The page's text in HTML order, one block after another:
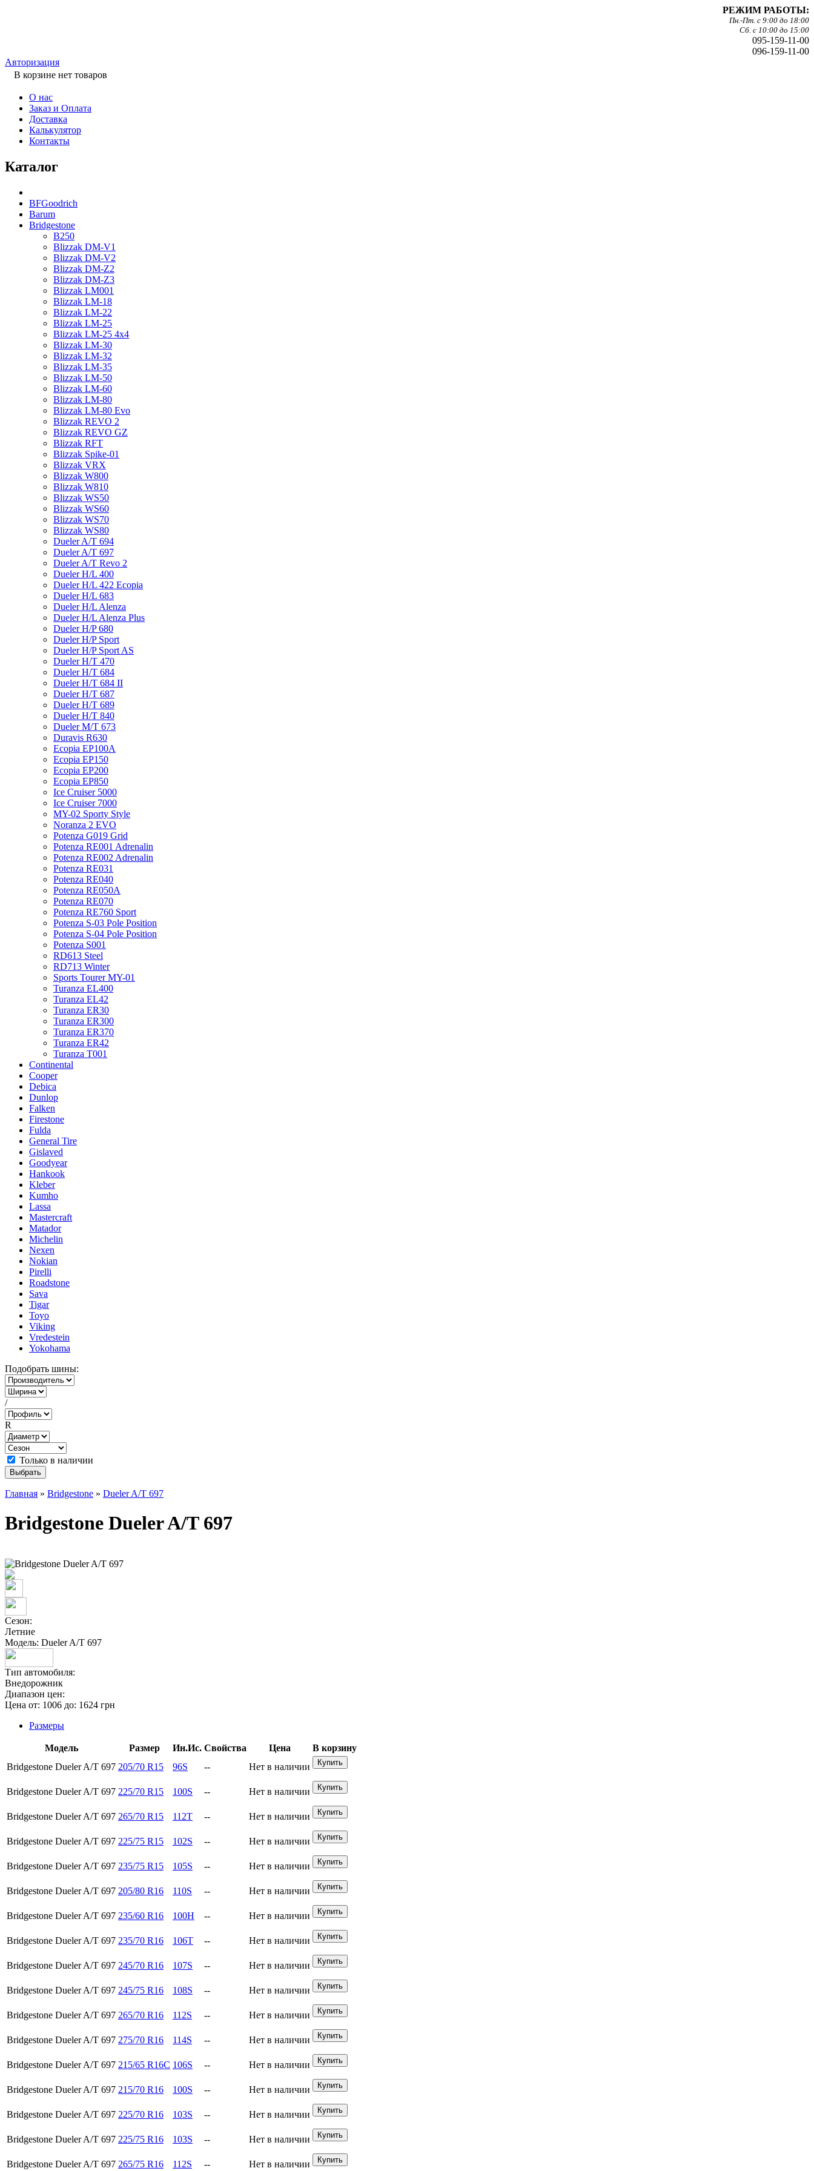
РЕЖИМ РАБОТЫ:
Пн.-Пт. с 9:00 до 18:00
Сб. с 10:00 до 15:00
095-159-11-00
096-159-11-00
Авторизация
В корзине нет товаров
О нас
Заказ и Оплата
Доставка
Калькулятор
Контакты
Каталог
BFGoodrich
Barum
Bridgestone
B250
Blizzak DM-V1
Blizzak DM-V2
Blizzak DM-Z2
Blizzak DM-Z3
Blizzak LM001
Blizzak LM-18
Blizzak LM-22
Blizzak LM-25
Blizzak LM-25 4x4
Blizzak LM-30
Blizzak LM-32
Blizzak LM-35
Blizzak LM-50
Blizzak LM-60
Blizzak LM-80
Blizzak LM-80 Evo
Blizzak REVO 2
Blizzak REVO GZ
Blizzak RFT
Blizzak Spike-01
Blizzak VRX
Blizzak W800
Blizzak W810
Blizzak WS50
Blizzak WS60
Blizzak WS70
Blizzak WS80
Dueler A/T 694
Dueler A/T 697
Dueler A/T Revo 2
Dueler H/L 400
Dueler H/L 422 Ecopia
Dueler H/L 683
Dueler H/L Alenza
Dueler H/L Alenza Plus
Dueler H/P 680
Dueler H/P Sport
Dueler H/P Sport AS
Dueler H/T 470
Dueler H/T 684
Dueler H/T 684 II
Dueler H/T 687
Dueler H/T 689
Dueler H/T 840
Dueler M/T 673
Duravis R630
Ecopia EP100A
Ecopia EP150
Ecopia EP200
Ecopia EP850
Ice Cruiser 5000
Ice Cruiser 7000
MY-02 Sporty Style
Noranza 2 EVO
Potenza G019 Grid
Potenza RE001 Adrenalin
Potenza RE002 Adrenalin
Potenza RE031
Potenza RE040
Potenza RE050A
Potenza RE070
Potenza RE760 Sport
Potenza S-03 Pole Position
Potenza S-04 Pole Position
Potenza S001
RD613 Steel
RD713 Winter
Sports Tourer MY-01
Turanza EL400
Turanza EL42
Turanza ER30
Turanza ER300
Turanza ER370
Turanza ER42
Turanza T001
Continental
Cooper
Debica
Dunlop
Falken
Firestone
Fulda
General Tire
Gislaved
Goodyear
Hankook
Kleber
Kumho
Lassa
Mastercraft
Matador
Michelin
Nexen
Nokian
Pirelli
Roadstone
Sava
Tigar
Toyo
Viking
Vredestein
Yokohama
Подобрать шины:
/
R
Только в наличии
Главная » Bridgestone » Dueler A/T 697
Bridgestone Dueler A/T 697
Сезон:
Летние
Модель: Dueler A/T 697
Тип автомобиля:
Внедорожник
Диапазон цен:
Цена от: 1006 до: 1624 грн
Размеры
Модель Размер Ин.Ис. Свойства Цена
В корзину
Bridgestone Dueler A/T 697 205/70 R15 96S -- Нет в наличии
Bridgestone Dueler A/T 697 225/70 R15 100S -- Нет в наличии
Bridgestone Dueler A/T 697 265/70 R15 112T -- Нет в наличии
Bridgestone Dueler A/T 697 225/75 R15 102S -- Нет в наличии
Bridgestone Dueler A/T 697 235/75 R15 105S -- Нет в наличии
Bridgestone Dueler A/T 697 205/80 R16 110S -- Нет в наличии
Bridgestone Dueler A/T 697 235/60 R16 100H -- Нет в наличии
Bridgestone Dueler A/T 697 235/70 R16 106T -- Нет в наличии
Bridgestone Dueler A/T 697 245/70 R16 107S -- Нет в наличии
Bridgestone Dueler A/T 697 245/75 R16 108S -- Нет в наличии
Bridgestone Dueler A/T 697 265/70 R16 112S -- Нет в наличии
Bridgestone Dueler A/T 697 275/70 R16 114S -- Нет в наличии
Bridgestone Dueler A/T 697 215/65 R16C 106S -- Нет в наличии
Bridgestone Dueler A/T 697 215/70 R16 100S -- Нет в наличии
Bridgestone Dueler A/T 697 225/70 R16 103S -- Нет в наличии
Bridgestone Dueler A/T 697 225/75 R16 103S -- Нет в наличии
Bridgestone Dueler A/T 697 265/75 R16 112S -- Нет в наличии